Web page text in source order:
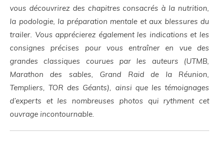
vous découvrirez des chapitres consacrés à la nutrition,
la podologie, la préparation mentale et aux blessures du
trailer. Vous apprécierez également les indications et les
consignes précises pour vous entraîner en vue des
grandes classiques courues par les auteurs (UTMB,
Marathon des sables, Grand Raid de la Réunion,
Templiers, TOR des Géants), ainsi que les témoignages
d’experts et les nombreuses photos qui rythment cet
ouvrage incontournable.